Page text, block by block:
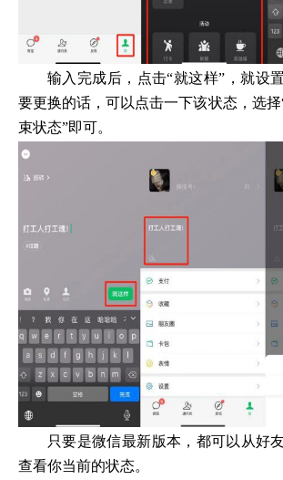
输入完成后，点击“就这样”，就设
要更换的话，可以点击一下该状态，选
束状态”即可。
只要是微信最新版本，都可以从好
查看你当前的状态。